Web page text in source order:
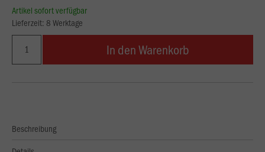
Artikel sofort verfügbar
Lieferzeit: 8 Werktage
In den Warenkorb
Beschreibung